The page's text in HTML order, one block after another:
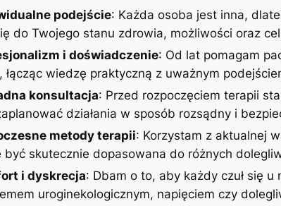
podejście: Każda osoba jest inna,
do Twojego stanu zdrowia, możliwości oraz
i doświadczenie: Od lat pomagam
łącząc wiedzę praktyczną z uważnym
konsultacja: Przed rozpoczęciem terapii
działania w sposób rozsądny i
metody terapii: Korzystam z aktualnej
być skutecznie dopasowana do różnych
i dyskrecja: Dbam o to, aby każdy czuł się
uroginekologicznym, napięciem czy